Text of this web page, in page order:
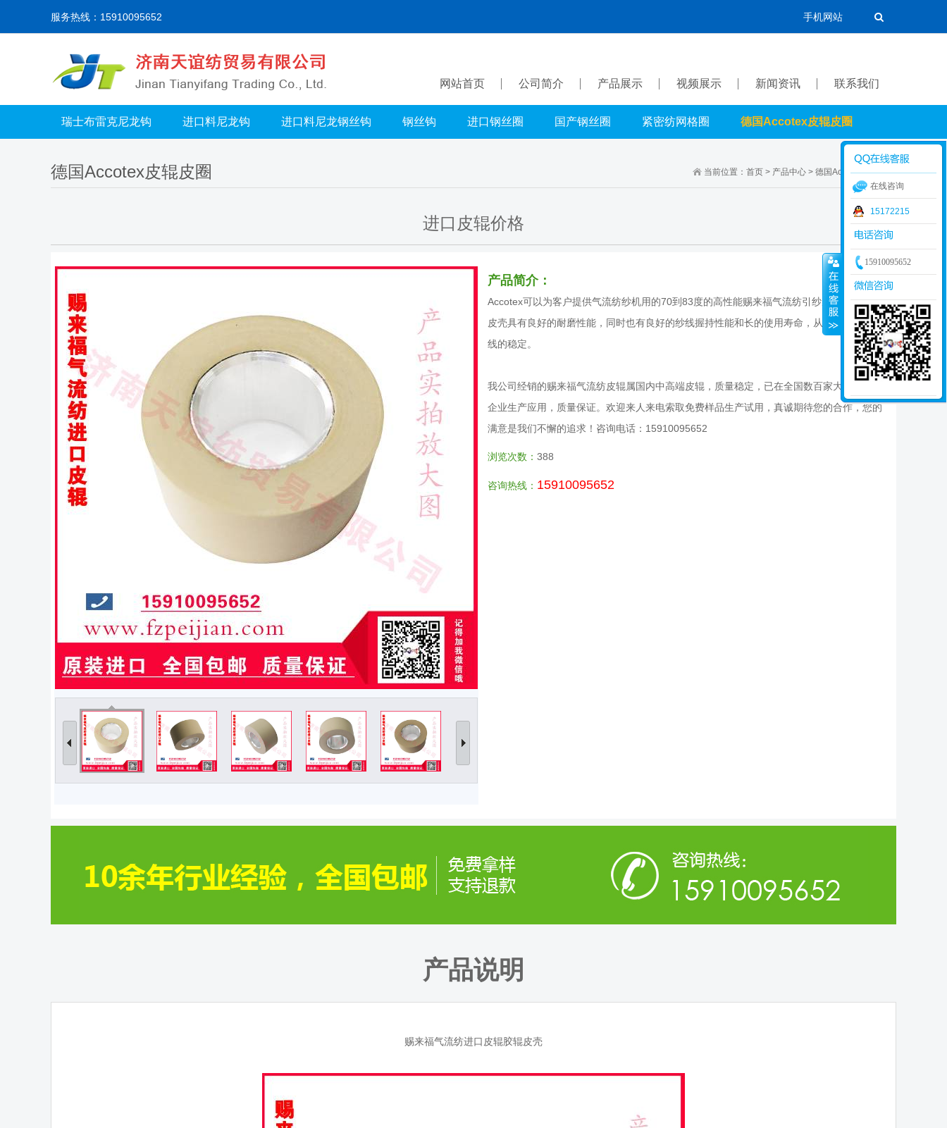
服务热线：15910095652 手机网站
网站首页 公司简介 产品展示 视频展示 新闻资讯 联系我们
瑞士布雷克尼龙钩 进口料尼龙钩 进口料尼龙钢丝钩 钢丝钩 进口钢丝圈 国产钢丝圈 紧密纺网格圈 德国Accotex皮辊皮圈
当前位置： 首页 > 产品中心 > 德国Accotex皮辊皮圈
德国Accotex皮辊皮圈
进口皮辊价格
产品简介：
Accotex可以为客户提供气流纺纱机用的70到83度的高性能赐来福气流纺引纱皮辊,
皮壳具有良好的耐磨性能，同时也有良好的纱线握持性能和长的使用寿命，从而确保引导纱
线的稳定。
我公司经销的赐来福气流纺皮辊属国内中高端皮辊，质量稳定，已在全国数百家大中小纺织
企业生产应用，质量保证。欢迎来人来电索取免费样品生产试用，真诚期待您的合作，您的
满意是我们不懈的追求！咨询电话：15910095652
浏览次数： 388
咨询热线： 15910095652
产品说明
赐来福气流纺进口皮辊胶辊皮壳
在线咨询
15172215
15910095652